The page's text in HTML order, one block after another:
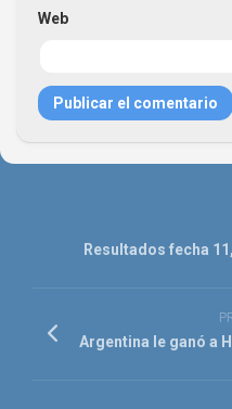
Web
Resultados fecha
Argentina le ganó a